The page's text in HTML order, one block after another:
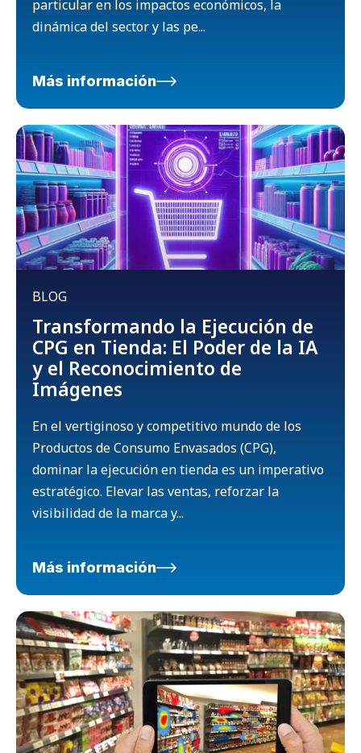
particular en los impactos económicos, la
dinámica del sector y las pe...
Más información
BLOG
Transformando la Ejecución de
CPG en Tienda: El Poder de la IA
y el Reconocimiento de
Imágenes
En el vertiginoso y competitivo mundo de los
Productos de Consumo Envasados (CPG),
dominar la ejecución en tienda es un imperativo
estratégico. Elevar las ventas, reforzar la
visibilidad de la marca y...
Más información